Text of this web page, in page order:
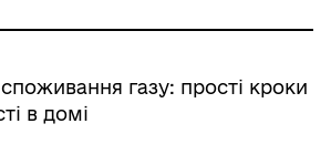
газу: прості кроки
в домі